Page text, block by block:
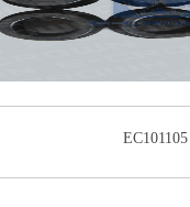
EC101105